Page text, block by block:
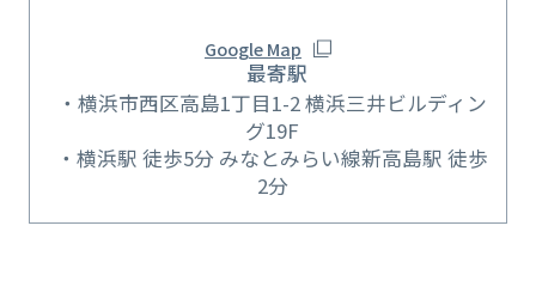
Google Map
最寄駅
横浜市西区高島1丁目1-2 横浜三井ビルディン
グ19F
横浜駅 徒歩5分 みなとみらい線新高島駅 徒歩
2分